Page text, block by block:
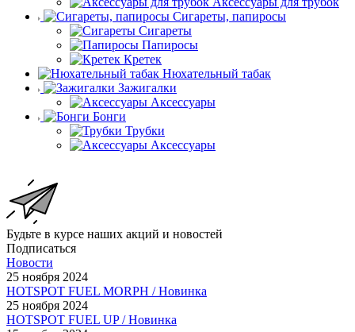
Сигареты, папиросы
Сигареты
Папиросы
Кретек
Нюхательный табак
Зажигалки
Аксессуары
Бонги
Трубки
Аксессуары
Будьте в курсе наших акций и новостей
Подписаться
Новости
25 ноября 2024
HOTSPOT FUEL MORPH / Новинка
25 ноября 2024
HOTSPOT FUEL UP / Новинка